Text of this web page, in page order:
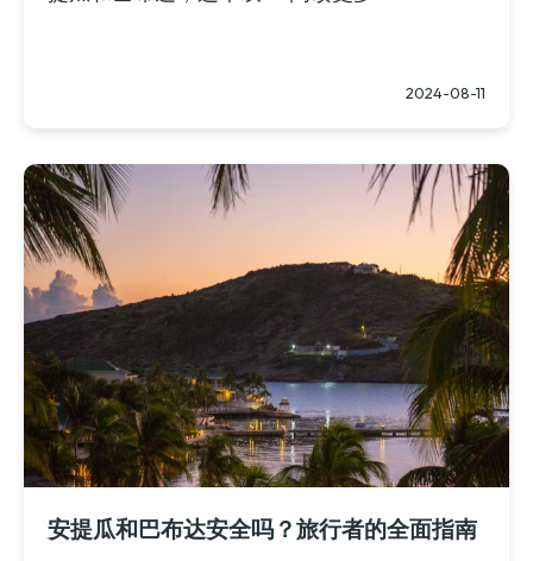
2024-08-11
安提瓜和巴布达安全吗？旅行者的全面指南